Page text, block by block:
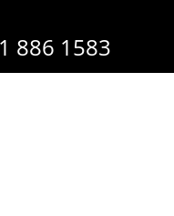
886 1583